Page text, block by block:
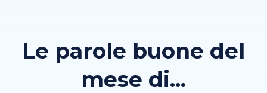
Le parole buone del
mese di...